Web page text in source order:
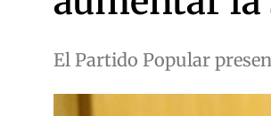
El Partido Popular